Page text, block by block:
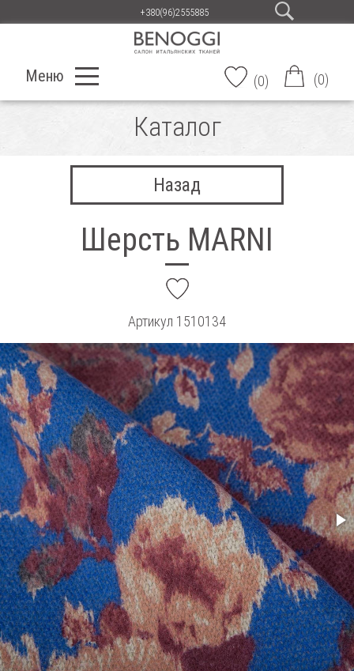
+380(96)2555885
Меню (0) (0)
Каталог
Назад
Шерсть MARNI
Артикул 1510134